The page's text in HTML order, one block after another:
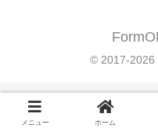
© 2017-2026
メニュー ホーム